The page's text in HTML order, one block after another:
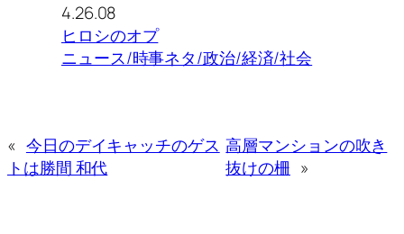
4.26.08
ヒロシのオプ
ニュース/時事ネタ/政治/経済/社会
« 今日のデイキャッチのゲス
トは勝間 和代
高層マンションの吹き
抜けの柵 »